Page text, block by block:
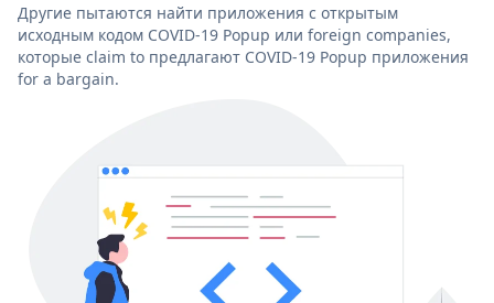
Другие пытаются найти приложения с открытым
исходным кодом COVID-19 Popup или foreign companies,
которые claim to предлагают COVID-19 Popup приложения
for a bargain.